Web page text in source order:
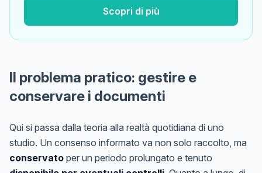
Scopri di più
Il problema pratico: gestire e
conservare i documenti
Qui si passa dalla teoria alla realtà quotidiana di uno
studio. Un consenso informato va non solo raccolto, ma
conservato per un periodo prolungato e tenuto